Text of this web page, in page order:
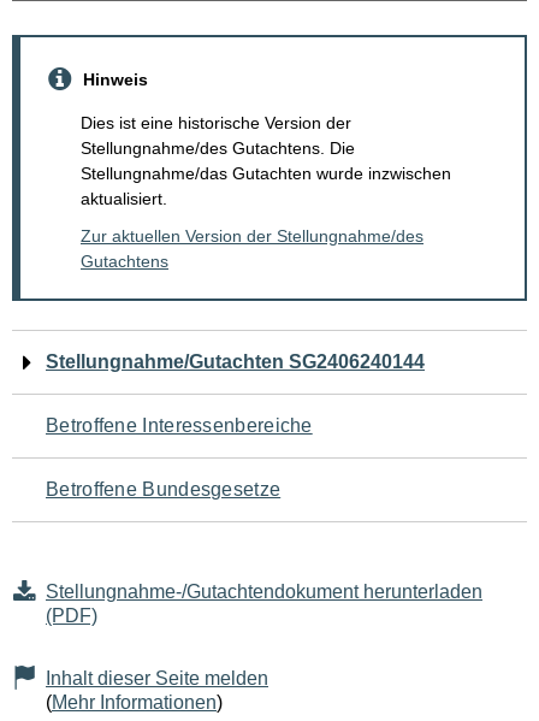
Hinweis
Dies ist eine historische Version der
Stellungnahme/des Gutachtens. Die
Stellungnahme/das Gutachten wurde inzwischen
aktualisiert.
Zur aktuellen Version der Stellungnahme/des
Gutachtens
Navigation
für
den
Seiteninhalt
Stellungnahme/Gutachten SG2406240144
Betroffene Interessenbereiche
Betroffene Bundesgesetze
Stellungnahme-/Gutachtendokument herunterladen
(PDF)
Inhalt dieser Seite melden
(Mehr Informationen)